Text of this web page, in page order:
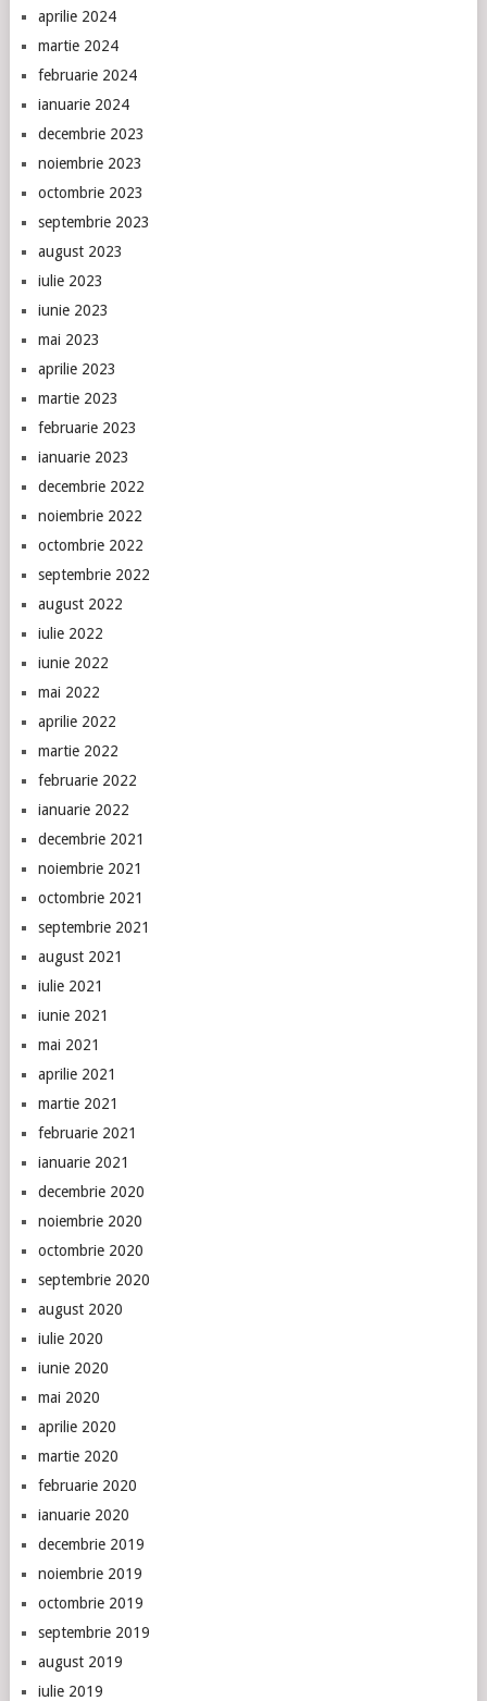
aprilie 2024
martie 2024
februarie 2024
ianuarie 2024
decembrie 2023
noiembrie 2023
octombrie 2023
septembrie 2023
august 2023
iulie 2023
iunie 2023
mai 2023
aprilie 2023
martie 2023
februarie 2023
ianuarie 2023
decembrie 2022
noiembrie 2022
octombrie 2022
septembrie 2022
august 2022
iulie 2022
iunie 2022
mai 2022
aprilie 2022
martie 2022
februarie 2022
ianuarie 2022
decembrie 2021
noiembrie 2021
octombrie 2021
septembrie 2021
august 2021
iulie 2021
iunie 2021
mai 2021
aprilie 2021
martie 2021
februarie 2021
ianuarie 2021
decembrie 2020
noiembrie 2020
octombrie 2020
septembrie 2020
august 2020
iulie 2020
iunie 2020
mai 2020
aprilie 2020
martie 2020
februarie 2020
ianuarie 2020
decembrie 2019
noiembrie 2019
octombrie 2019
septembrie 2019
august 2019
iulie 2019